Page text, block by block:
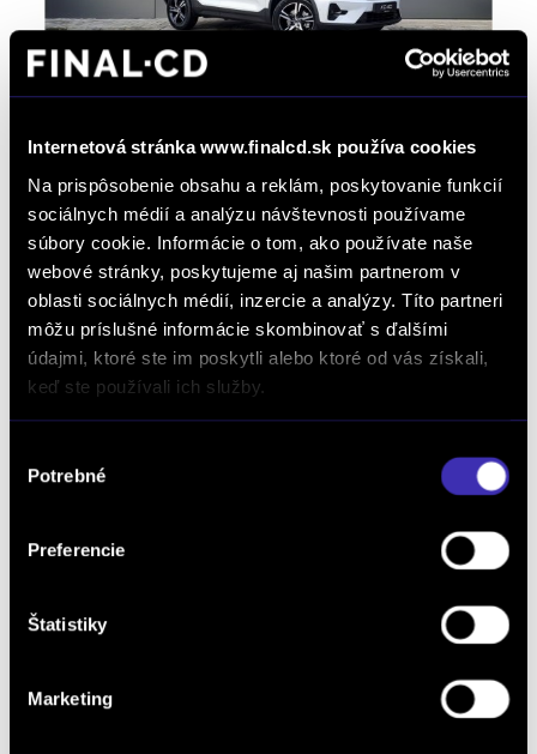
Internetová stránka www.finalcd.sk používa cookies
Na prispôsobenie obsahu a reklám, poskytovanie funkcií
sociálnych médií a analýzu návštevnosti používame
súbory cookie. Informácie o tom, ako používate naše
webové stránky, poskytujeme aj našim partnerom v
oblasti sociálnych médií, inzercie a analýzy. Títo partneri
môžu príslušné informácie skombinovať s ďalšími
údajmi, ktoré ste im poskytli alebo ktoré od vás získali,
keď ste používali ich služby.
súhlasu
Potrebné
Preferencie
Štatistiky
Marketing
Doživotný servis ZADARMO Automat / 0 km / 2026
/ 120 kW / 163 PS / Mild Hybrid (benzín/elektrika)
47 325 € s DPH -22%
36 890 €s DPH
29 992 € bez DPH
Možný odpočet DPH
DETAIL
Doživotný servis ZADARMO
/ 0 km / 2026
/ 120 kW / 163 PS / Mild Hybrid (benzín/elektrika)